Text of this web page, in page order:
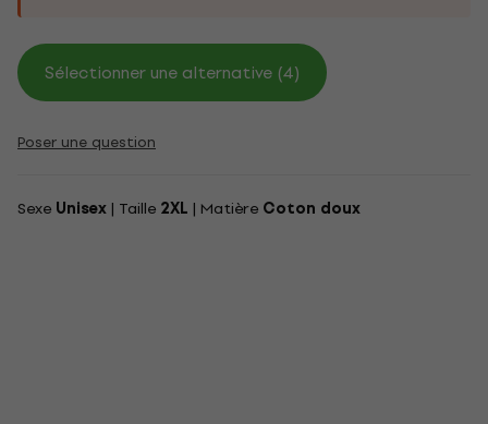
Sélectionner une alternative (4)
Poser une question
Sexe Unisex | Taille 2XL | Matière Coton doux